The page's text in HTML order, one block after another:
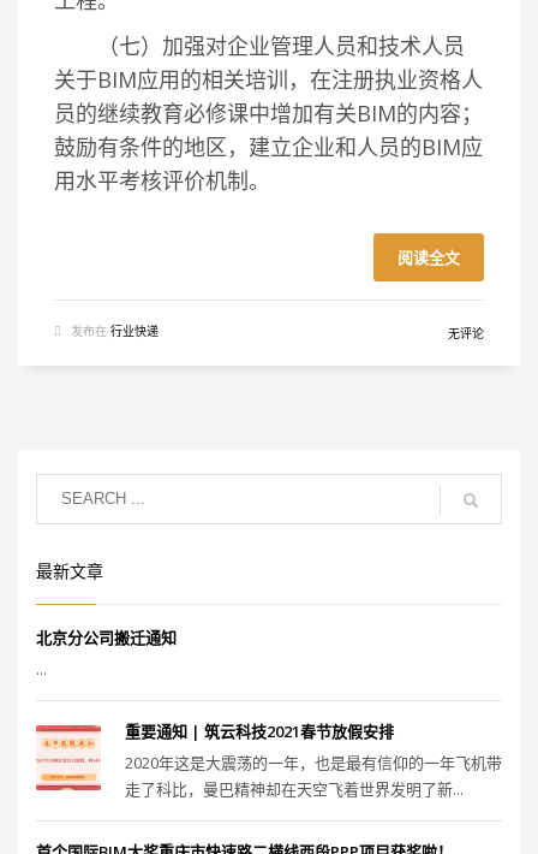
（七）加强对企业管理人员和技术人员
关于BIM应用的相关培训，在注册执业资格人
员的继续教育必修课中增加有关BIM的内容；
鼓励有条件的地区，建立企业和人员的BIM应
用水平考核评价机制。
阅读全文
发布在 行业快递 无评论
最新文章
北京分公司搬迁通知
...
重要通知 | 筑云科技2021春节放假安排
2020年这是大震荡的一年，也是最有信仰的一年飞机带
走了科比，曼巴精神却在天空飞着世界发明了新...